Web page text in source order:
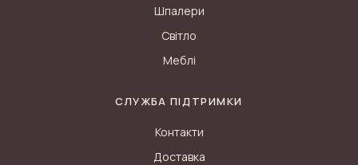
Шпалери
Світло
Меблі
СЛУЖБА ПІДТРИМКИ
Контакти
Доставка